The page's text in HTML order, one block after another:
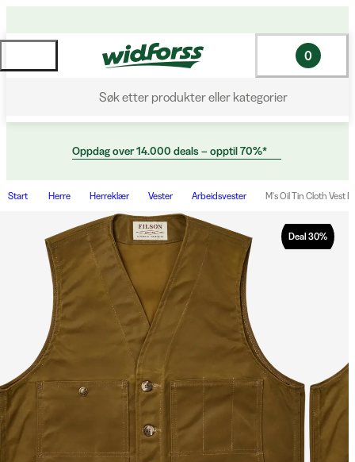
Søk etter produkter eller kategorier
0
Oppdag over 14.000 deals – opptil 70%*
Start Herre Herreklær Vester Arbeidsvester M's Oil Tin Cloth Vest
Deal 30%